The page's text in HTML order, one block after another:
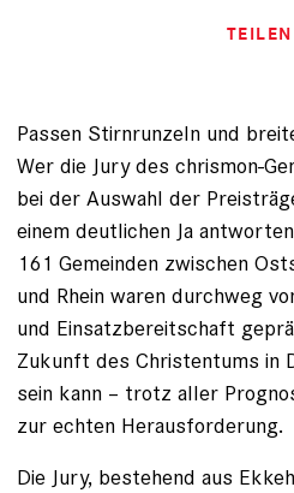
TEILEN
Passen Stirnrunzeln und
Wer die Jury des chrismon-
bei der Auswahl der
einem deutlichen Ja
161 Gemeinden zwischen
und Rhein waren durchweg
und Einsatzbereitschaft
Zukunft des Christentums in
sein kann – trotz aller
zur echten Herausforderung.
Die Jury, bestehend aus